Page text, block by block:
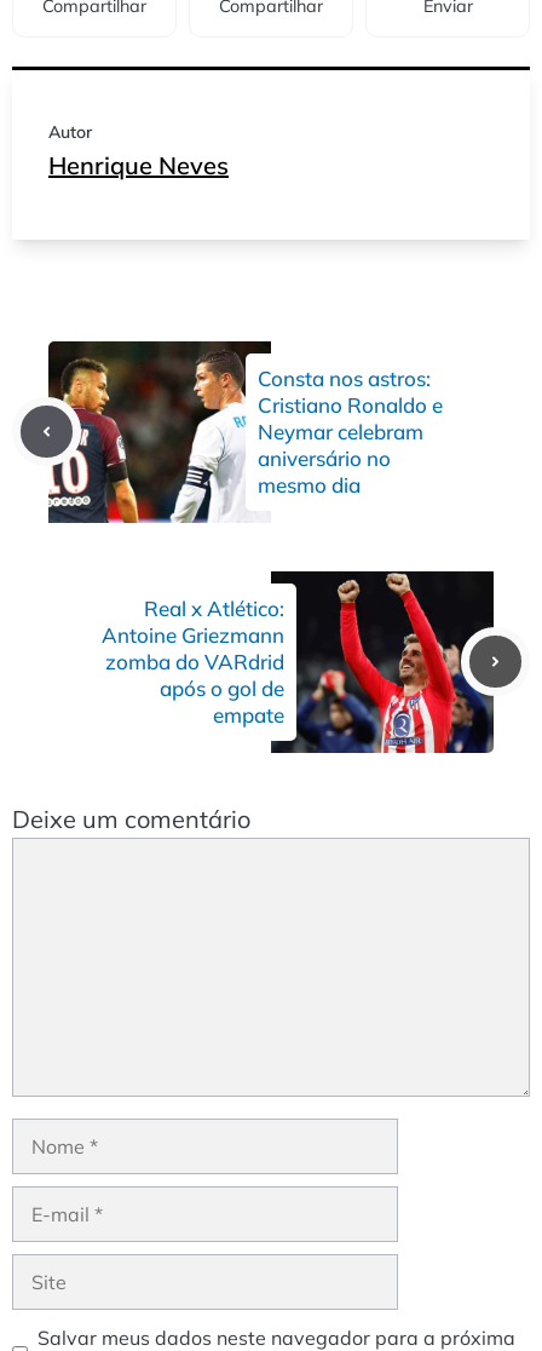
Compartilhar Compartilhar Enviar
Autor
Henrique Neves
Consta nos astros:
Cristiano Ronaldo e
Neymar celebram
aniversário no
mesmo dia
Real x Atlético:
Antoine Griezmann
zomba do VARdrid
após o gol de
empate
Deixe um comentário
Salvar meus dados neste navegador para a próxima